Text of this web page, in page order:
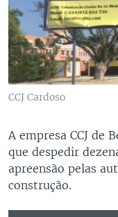
CCJ Cardoso
A empresa CCJ de
que despedir
apreensão pelas
construção.